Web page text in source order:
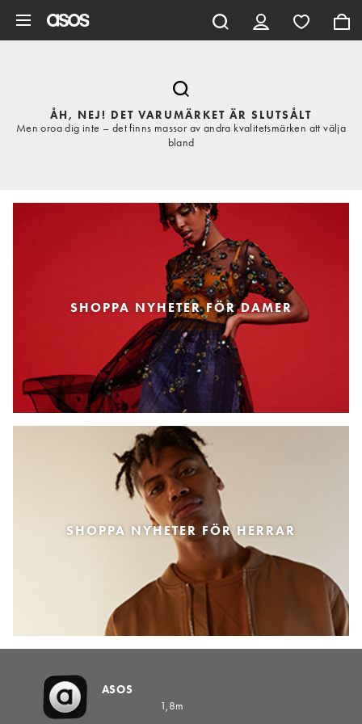
ÅH, NEJ! DET VARUMÄRKET ÄR SLUTSÅLT
Men oroa dig inte – det finns massor av andra kvalitetsmärken att välja
bland
SHOPPA NYHETER FÖR DAMER
SHOPPA NYHETER FÖR HERRAR
ASOS
1,8m